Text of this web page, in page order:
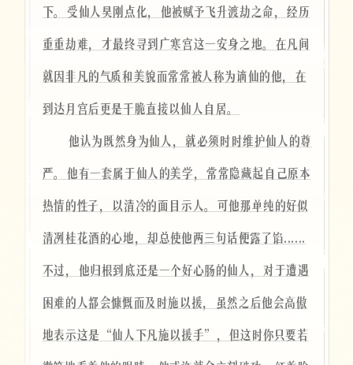
下。受仙人昊刚点化，他被赋予飞升渡劫之命，经历
重重劫难，才最终寻到广寒宫这一安身之地。在凡间
就因非凡的气质和美貌而常常被人称为谪仙的他，在
到达月宫后更是干脆直接以仙人自居。
他认为既然身为仙人，就必须时时维护仙人的尊
严。他有一套属于仙人的美学，常常隐藏起自己原本
热情的性子，以清冷的面目示人。可他那单纯的好似
清冽桂花酒的心地，却总使他两三句话便露了馅......
不过，他归根到底还是一个好心肠的仙人，对于遭遇
困难的人都会慷慨而及时施以援，虽然之后他会高傲
地表示这是“仙人下凡施以援手”，但这时你只要若